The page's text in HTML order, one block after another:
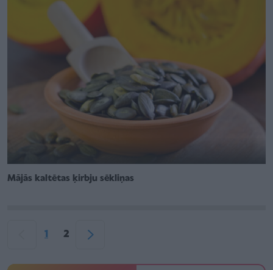
Mājās kaltētas ķirbju sēkliņas
1 2